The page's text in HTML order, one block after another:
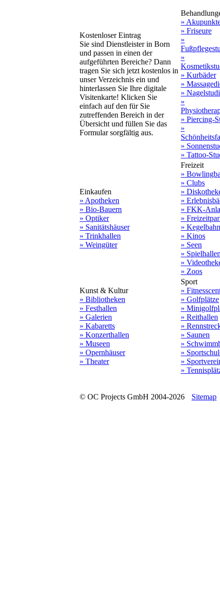
Kostenloser Eintrag
Sie sind Dienstleister in Born
und passen in einen der
aufgeführten Bereiche? Dann
tragen Sie sich jetzt kostenlos in
unser Verzeichnis ein und
hinterlassen Sie Ihre digitale
Visitenkarte! Klicken Sie
einfach auf den für Sie
zutreffenden Bereich in der
Übersicht und füllen Sie das
Formular sorgfältig aus.
»
» Friseure
»
»
» Kurbäder
»
»
»
» Piercing-
»
»
» Tattoo-
Einkaufen
» Apotheken
» Bio-Bauern
» Optiker
» Sanitätshäuser
» Trinkhallen
» Weingüter
Freizeit
»
» Clubs
»
»
» FKK-
»
»
» Kinos
» Seen
»
»
» Zoos
Kunst & Kultur
» Bibliotheken
» Festhallen
» Galerien
» Kabaretts
» Konzerthallen
» Museen
» Opernhäuser
» Theater
Sport
»
» Golfplätze
»
» Reithallen
»
» Saunen
»
»
»
»
© OC Projects GmbH 2004-2026 Sitemap